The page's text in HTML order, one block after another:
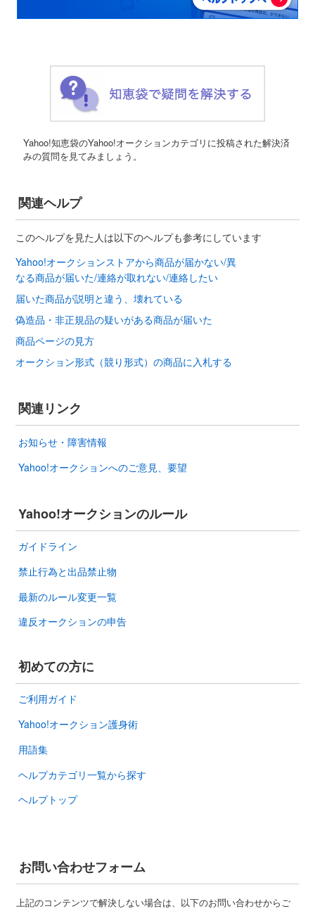
Yahoo!知恵袋のYahoo!オークションカテゴリに投稿された解決済
みの質問を見てみましょう。
関連ヘルプ
このヘルプを見た人は以下のヘルプも参考にしています
Yahoo!オークションストアから商品が届かない/異
なる商品が届いた/連絡が取れない/連絡したい
届いた商品が説明と違う、壊れている
偽造品・非正規品の疑いがある商品が届いた
商品ページの見方
オークション形式（競り形式）の商品に入札する
関連リンク
お知らせ・障害情報
Yahoo!オークションへのご意見、要望
Yahoo!オークションのルール
ガイドライン
禁止行為と出品禁止物
最新のルール変更一覧
違反オークションの申告
初めての方に
ご利用ガイド
Yahoo!オークション護身術
用語集
ヘルプカテゴリ一覧から探す
ヘルプトップ
お問い合わせフォーム
上記のコンテンツで解決しない場合は、以下のお問い合わせからご